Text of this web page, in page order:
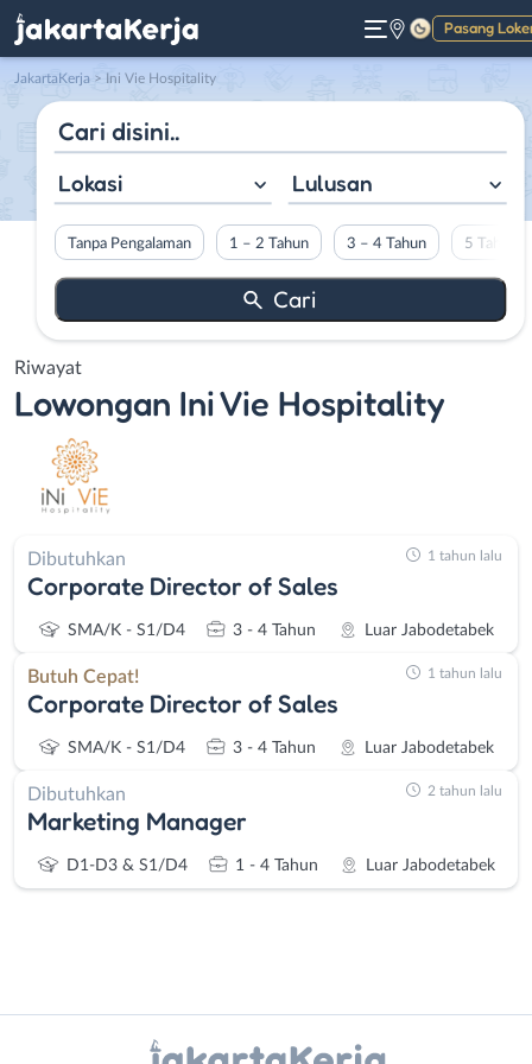
Pasang
Gelap
JakartaKerja > Ini Vie Hospitality
Lokasi Lulusan
Tanpa Pengalaman 1 – 2 Tahun 3 – 4 Tahun 5 Tahun
Riwayat
Lowongan Ini Vie Hospitality
Dibutuhkan
Corporate Director of Sales
SMA/K - S1/D4 3 - 4 Tahun Luar Jabodetabek
1 tahun lalu
Butuh Cepat!
Corporate Director of Sales
SMA/K - S1/D4 3 - 4 Tahun Luar Jabodetabek
1 tahun lalu
Dibutuhkan
Marketing Manager
D1-D3 & S1/D4 1 - 4 Tahun Luar Jabodetabek
2 tahun lalu
Administrasi
Bebas
X - Twitter Telegram